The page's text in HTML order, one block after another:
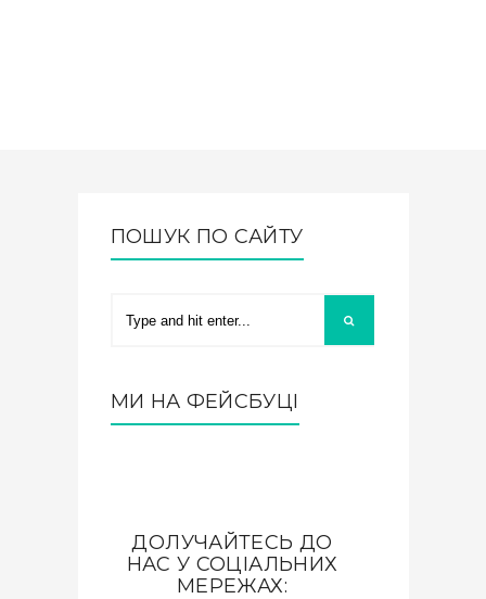
ПОШУК ПО САЙТУ
МИ НА ФЕЙСБУЦІ
ДОЛУЧАЙТЕСЬ ДО
НАС У СОЦІАЛЬНИХ
МЕРЕЖАХ: